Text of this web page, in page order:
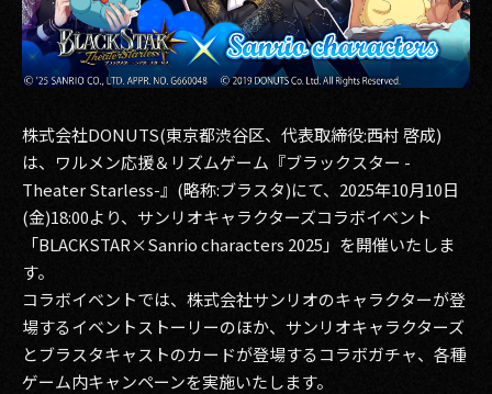
2026
2024
2023
2022
2021
2020
PRIVACY POLICY
株式会社DONUTS(東京都渋谷区、代表取締役:西村 啓成)
は、ワルメン応援＆リズムゲーム『ブラックスター -
Theater Starless-』(略称:ブラスタ)にて、2025年10月10日
(金)18:00より、サンリオキャラクターズコラボイベント
「BLACKSTAR×Sanrio characters 2025」を開催いたしま
す。
コラボイベントでは、株式会社サンリオのキャラクターが登
場するイベントストーリーのほか、サンリオキャラクターズ
とブラスタキャストのカードが登場するコラボガチャ、各種
ゲーム内キャンペーンを実施いたします。